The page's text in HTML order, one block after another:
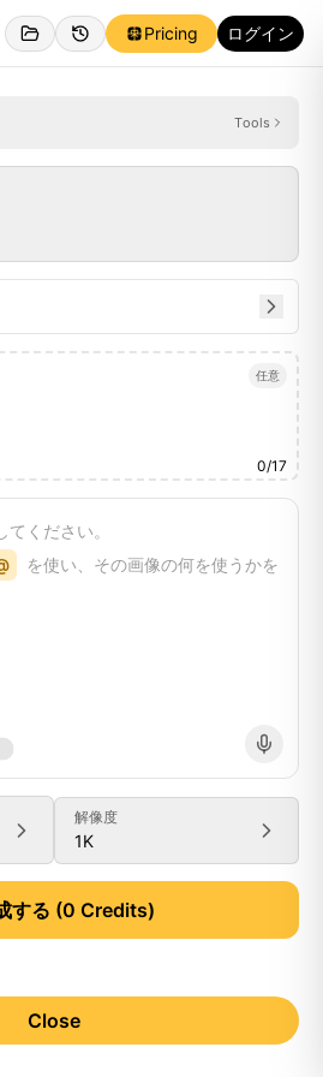
Pricing ログイン
Tools
任意
0/17
ください。
を使い、その画像の何を使うかを
解像度
1K
する (0 Credits)
Close
Generate